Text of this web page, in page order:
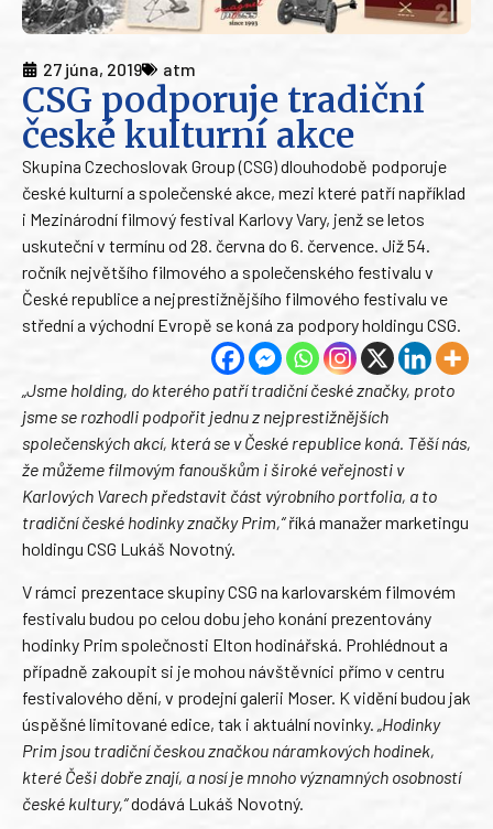
27 júna, 2019 atm
CSG podporuje tradiční
české kulturní akce
Skupina Czechoslovak Group (CSG) dlouhodobě podporuje
české kulturní a společenské akce, mezi které patří například
i Mezinárodní filmový festival Karlovy Vary, jenž se letos
uskuteční v termínu od 28. června do 6. července. Již 54.
ročník největšího filmového a společenského festivalu v
České republice a nejprestižnějšího filmového festivalu ve
střední a východní Evropě se koná za podpory holdingu CSG.
„Jsme holding, do kterého patří tradiční české značky, proto
jsme se rozhodli podpořit jednu z nejprestižnějších
společenských akcí, která se v České republice koná. Těší nás,
že můžeme filmovým fanouškům i široké veřejnosti v
Karlových Varech představit část výrobního portfolia, a to
tradiční české hodinky značky Prim,“říká manažer marketingu
holdingu CSG Lukáš Novotný.
V rámci prezentace skupiny CSG na karlovarském filmovém
festivalu budou po celou dobu jeho konání prezentovány
hodinky Prim společnosti Elton hodinářská. Prohlédnout a
případně zakoupit si je mohou návštěvníci přímo v centru
festivalového dění, v prodejní galerii Moser. K vidění budou jak
úspěšné limitované edice, tak i aktuální novinky. „Hodinky
Prim jsou tradiční českou značkou náramkových hodinek,
které Češi dobře znají, a nosí je mnoho významných osobností
české kultury,“dodává Lukáš Novotný.